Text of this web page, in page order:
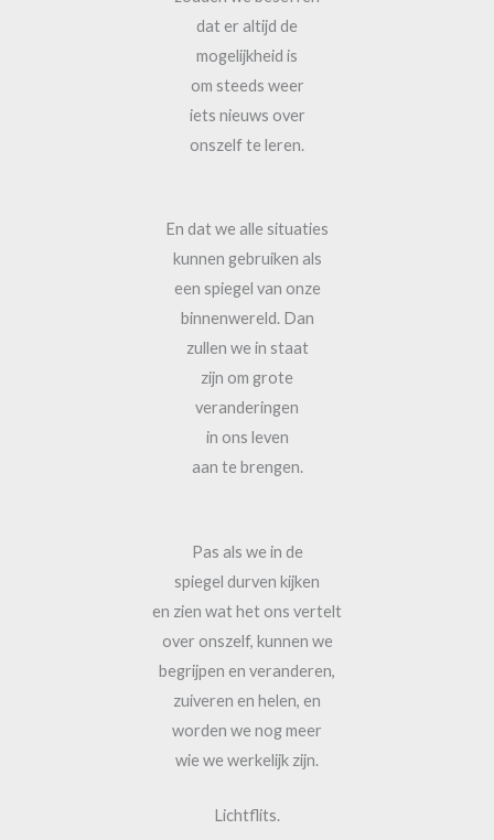
dat er altijd de
mogelijkheid is
om steeds weer
iets nieuws over
onszelf te leren.
En dat we alle situaties
kunnen gebruiken als
een spiegel van onze
binnenwereld. Dan
zullen we in staat
zijn om grote
veranderingen
in ons leven
aan te brengen.
Pas als we in de
spiegel durven kijken
en zien wat het ons vertelt
over onszelf, kunnen we
begrijpen en veranderen,
zuiveren en helen, en
worden we nog meer
wie we werkelijk zijn.
Lichtflits.